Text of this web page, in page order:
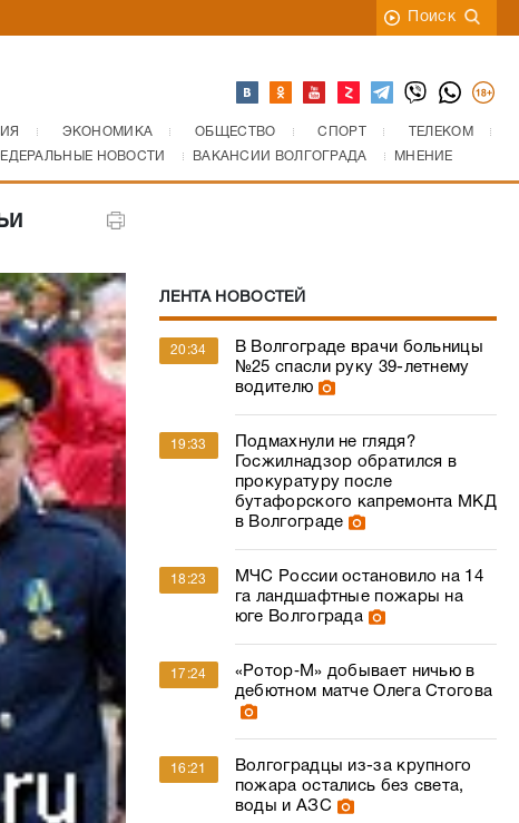
Поиск
ЭКОНОМИКА ОБЩЕСТВО СПОРТ
ТЕЛЕКОМ
НОВОСТИ ВАКАНСИИ ВОЛГОГРАДА МНЕНИЕ
ЛЕНТА НОВОСТЕЙ
20:34
В Волгограде врачи больницы
№25 спасли руку 39-летнему
водителю
19:33
Подмахнули не глядя?
Госжилнадзор обратился в
прокуратуру после
бутафорского капремонта МКД
в Волгограде
18:23
МЧС России остановило на 14
га ландшафтные пожары на
юге Волгограда
17:24
«Ротор‑М» добывает ничью в
дебютном матче Олега Стогова
16:21
Волгоградцы из-за крупного
пожара остались без света,
воды и АЗС